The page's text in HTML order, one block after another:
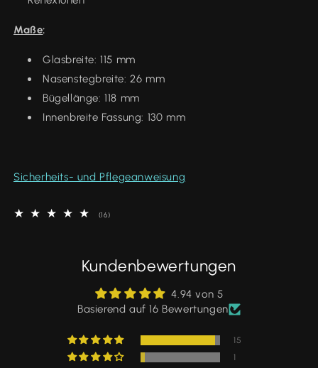
Maße:
Glasbreite: 115 mm
Nasenstegbreite: 26 mm
Bügellänge: 118 mm
Innenbreite Fassung: 130 mm
Sicherheits- und Pflegeanweisung
(16)16
Kundenbewertungen
4.94 von 5
Basierend auf 16 Bewertungen
15
1